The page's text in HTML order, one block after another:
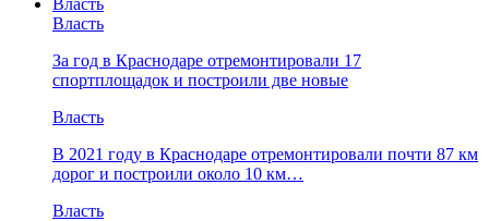
Власть
Власть
За год в Краснодаре отремонтировали 17
спортплощадок и построили две новые
Власть
В 2021 году в Краснодаре отремонтировали почти 87 км
дорог и построили около 10 км…
Власть